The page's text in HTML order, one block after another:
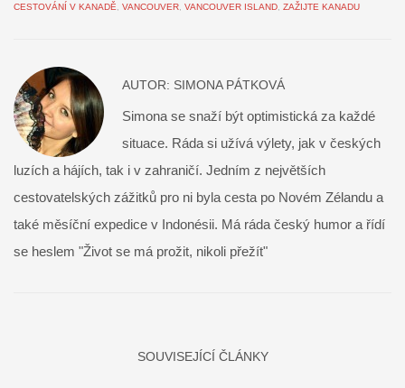
CESTOVÁNÍ V KANADĚ VANCOUVER VANCOUVER ISLAND ZAŽIJTE KANADU
AUTOR: SIMONA PÁTKOVÁ
Simona se snaží být optimistická za každé
situace. Ráda si užívá výlety, jak v českých
luzích a hájích, tak i v zahraničí. Jedním z největších
cestovatelských zážitků pro ni byla cesta po Novém Zélandu a
také měsíční expedice v Indonésii. Má ráda český humor a řídí
se heslem "Život se má prožit, nikoli přežít"
SOUVISEJÍCÍ ČLÁNKY